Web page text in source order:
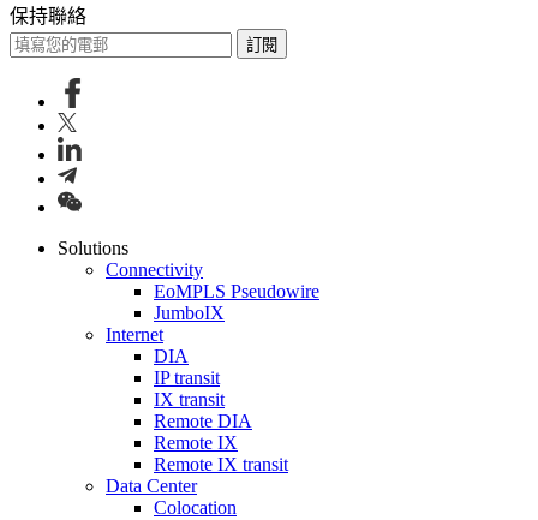
保持聯絡
訂閱
Solutions
Connectivity
EoMPLS Pseudowire
JumboIX
Internet
DIA
IP transit
IX transit
Remote DIA
Remote IX
Remote IX transit
Data Center
Colocation